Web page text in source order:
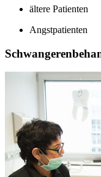
ältere Patienten
Angstpatienten